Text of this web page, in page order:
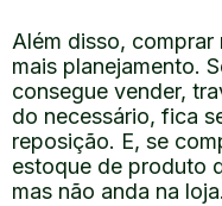
Além disso,
mais planejamento.
consegue vender,
do necessário, fica
reposição. E, se
estoque de produto
mas não anda na loja.